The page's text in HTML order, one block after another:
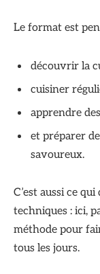
Le format est
découvrir la
cuisiner
apprendre
et préparer
savoureux.
C’est aussi ce
techniques : ici,
méthode pour
tous les jours.